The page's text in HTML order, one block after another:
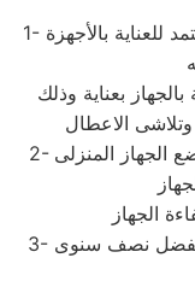
1- يوصى مركز صيانه دايو حدائق اكتوبر المعتمد للعناية بالأجهزة
بعناية وذلك
2- كذلك ضرورة اختيار المكان المناسب لوضع الجهاز المنزلى
3- تحديد موعد مناسب لعمل فحص للجهاز يفضل نصف سنوى